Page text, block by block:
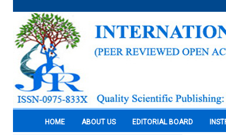
HOME ABOUT US EDITORIAL BOARD